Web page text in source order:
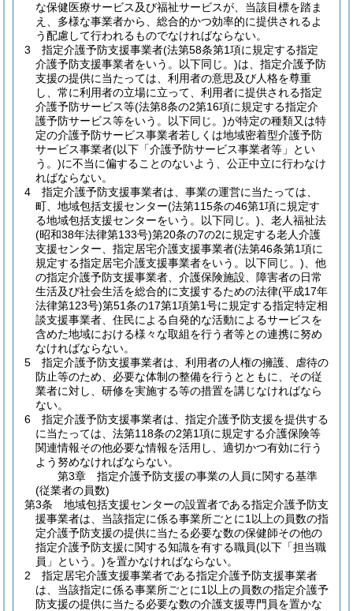
な保健医療サービス及び福祉サービスが、当該目標を踏ま
え、多様な事業者から、総合的かつ効率的に提供されるよ
う配慮して行われるものでなければならない。
3
指定介護予防支援事業者(法第58条第1項に規定する指定
介護予防支援事業者をいう。以下同じ。)は、指定介護予防
支援の提供に当たっては、利用者の意思及び人格を尊重
し、常に利用者の立場に立って、利用者に提供される指定
介護予防サービス等(法第8条の2第16項に規定する指定介
護予防サービス等をいう。以下同じ。)が特定の種類又は特
定の介護予防サービス事業者若しくは地域密着型介護予防
サービス事業者(以下「介護予防サービス事業者等」とい
う。)に不当に偏することのないよう、公正中立に行わなけ
ればならない。
4
指定介護予防支援事業者は、事業の運営に当たっては、
町、地域包括支援センター(法第115条の46第1項に規定す
る地域包括支援センターをいう。以下同じ。) 、老人福祉法
(昭和38年法律第133号)第20条の7の2に規定する老人介護
支援センター、指定居宅介護支援事業者(法第46条第1項に
規定する指定居宅介護支援事業者をいう。以下同じ。) 、他
の指定介護予防支援事業者、介護保険施設、障害者の日常
生活及び社会生活を総合的に支援するための法律(平成17年
法律第123号)第51条の17第1項第1号に規定する指定特定相
談支援事業者、住民による自発的な活動によるサービスを
含めた地域における様々な取組を行う者等との連携に努め
なければならない。
5
指定介護予防支援事業者は、利用者の人権の擁護、虐待の
防止等のため、必要な体制の整備を行うとともに、その従
業者に対し、研修を実施する等の措置を講じなければなら
ない。
6
指定介護予防支援事業者は、指定介護予防支援を提供する
に当たっては、法第118条の2第1項に規定する介護保険等
関連情報その他必要な情報を活用し、適切かつ有効に行う
よう努めなければならない。
第3章
指定介護予防支援の事業の人員に関する基準
(従業者の員数)
第3条
地域包括支援センターの設置者である指定介護予防支
援事業者は、当該指定に係る事業所ごとに1以上の員数の指
定介護予防支援の提供に当たる必要な数の保健師その他の
指定介護予防支援に関する知識を有する職員(以下「担当職
員」という。)を置かなければならない。
2
指定居宅介護支援事業者である指定介護予防支援事業者
は、当該指定に係る事業所ごとに1以上の員数の指定介護予
防支援の提供に当たる必要な数の介護支援専門員を置かな